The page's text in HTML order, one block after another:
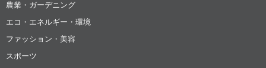
農業・ガーデニング
エコ・エネルギー・環境
ファッション・美容
スポーツ